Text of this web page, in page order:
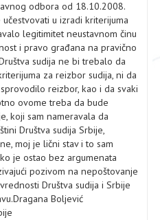
odbora od 18.10.2008.
u izradi kriterijuma
legitimitet neustavnom činu
i pravo građana na pravično
sudija ne bi trebalo da
za reizbor sudija, ni da
reizbor, kao i da svaki
ovome treba da bude
koji sam nameravala da
Društva sudija Srbije,
moj je lični stav i to sam
je ostao bez argumenata
pozivom na nepoštovanje
Društva sudija i Srbije
Boljević